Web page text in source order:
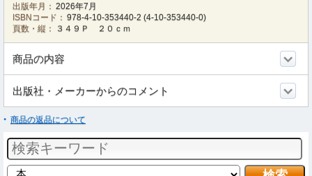
出版年月： 2026年7月
ISBNコード： 978-4-10-353440-2 (4-10-353440-0)
頁数・縦：
３４９Ｐ ２０ｃｍ
商品の内容
出版社・メーカーからのコメント
商品の返品について